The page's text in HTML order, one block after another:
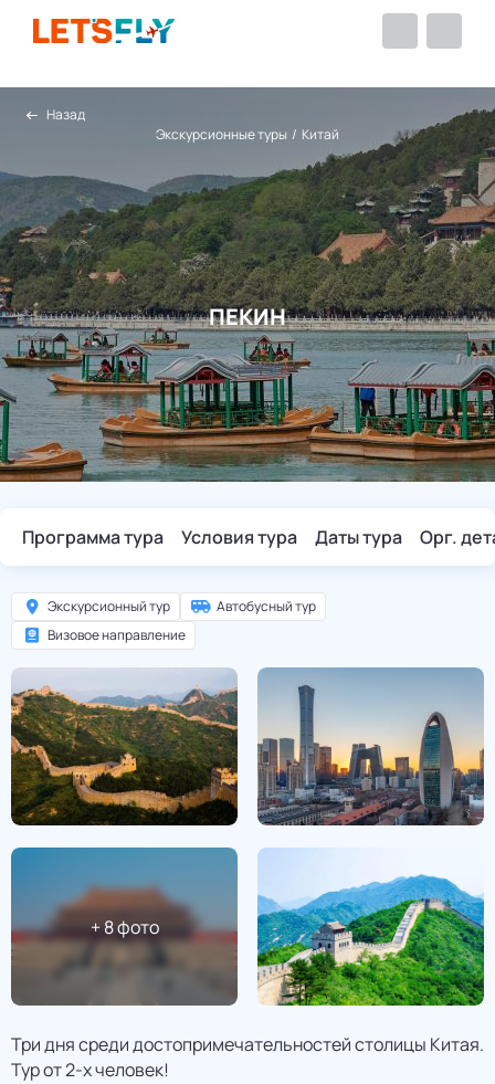
Назад
Экскурсионные туры / Китай
ПЕКИН
Программа тура Условия тура Даты тура Орг.
Экскурсионный тур
Автобусный тур
Визовое направление
+8фото
Три дня среди достопримечательностей столицы Китая.
Тур от 2-х человек!